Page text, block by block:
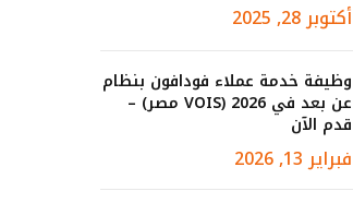
أكتوبر 28, 2025
وظيفة خدمة عملاء فودافون بنظام
عن بعد في 2026 (VOIS مصر) –
قدم الآن
فبراير 13, 2026